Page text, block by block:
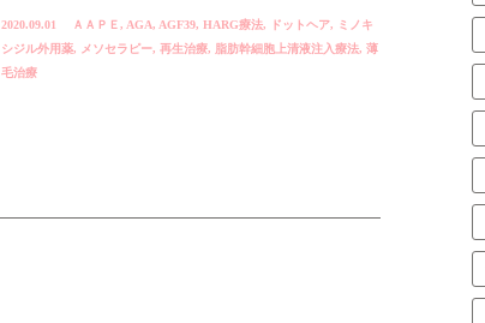
2020.09.01 ＡＡＰＥ, AGA, AGF39,HARG療法, ドットヘア, ミノキ
シジル外用薬, メソセラピー,再生治療, 脂肪幹細胞上清液注入療法,薄
毛治療